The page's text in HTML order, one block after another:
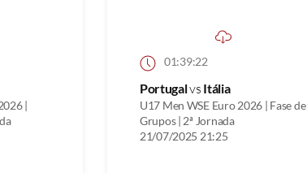
|
01:39:22
Portugalvs Itália
U17 Men WSE Euro 2026 | Fase de
Grupos | 2ª Jornada
21/07/2025 21:25